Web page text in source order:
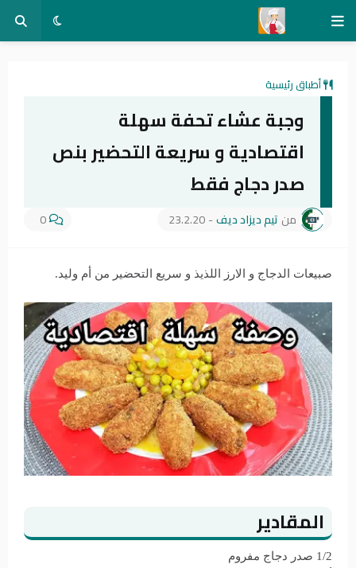
أطباق رئيسية
وجبة عشاء تحفة سهلة
اقتصادية و سريعة التحضير بنص
صدر دجاج فقط
من تيم ديزاد ديف-
23.2.20
0
صبيعات الدجاج و الارز اللذيذ و سريع التحضير من أم وليد.
المقادير
1/2 صدر دجاج مفروم